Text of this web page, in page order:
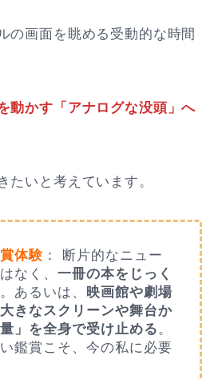
の画面を眺める受動的な時間
動かす「アナログな没頭」へ
たいと考えています。
体験 ： 断片的なニュー
なく、 一冊の本をじっく
。あるいは、 映画館や劇場
きなスクリーンや舞台か
」を全身で受け止める。
鑑賞こそ、今の私に必要